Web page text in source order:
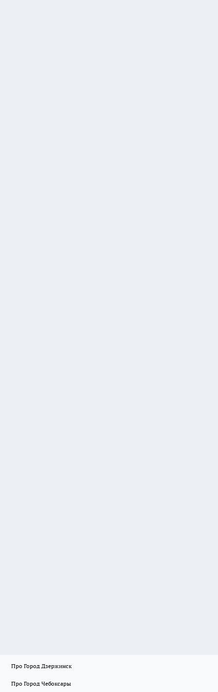
Про Город Дзержинск
Про Город Чебоксары